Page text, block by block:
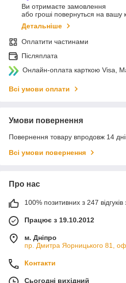
Ви отримаєте замовлення
або гроші повернуться на вашу
Детальніше
Оплатити частинами
Післяплата
Онлайн-оплата карткою Visa,
Всі умови оплати
Умови повернення
Повернення товару впродовж 14
Всі умови повернення
Про нас
100% позитивних з 247 відгуків
Працює з 19.10.2012
м. Дніпро
пр. Дмитра Яорницького 81,
Контакти
Сьогодні вихідний